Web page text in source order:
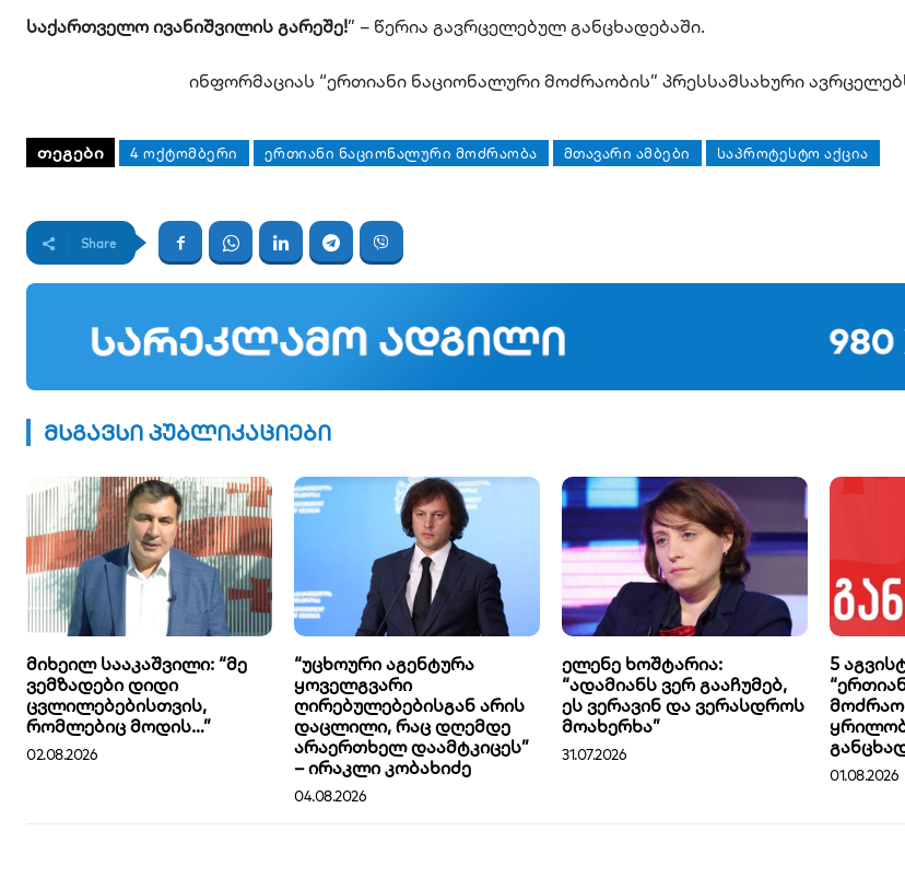
საქართველო ივანიშვილის გარეშე!” – წერია გავრცელებულ განცხადებაში.
ინფორმაციას “ერთიანი ნაციონალური მოძრაობის” პრესსამსახური
ᲗᲔᲒᲔᲑᲘ 4 ᲝᲥᲢᲝᲛᲑᲔᲠᲘ ᲔᲠᲗᲘᲐᲜᲘ ᲜᲐᲪᲘᲝᲜᲐᲚᲣᲠᲘ ᲛᲝᲫᲠᲐᲝᲑᲐ ᲛᲗᲐᲕᲐᲠᲘ ᲐᲛᲑᲔᲑᲘ ᲡᲐᲞᲠᲝᲢᲔᲡᲢᲝ ᲐᲥᲪᲘᲐ
Share
მსგავსი პუბლიკაციები
მიხეილ სააკაშვილი: “მე
ვემზადები დიდი
ცვლილებებისთვის,
რომლებიც მოდის…”
02.08.2026
“უცხოური აგენტურა
ყოველგვარი
ღირებულებებისგან არის
დაცლილი, რაც დღემდე
არაერთხელ დაამტკიცეს”
– ირაკლი კობახიძე
04.08.2026
ელენე ხოშტარია:
“ადამიანს ვერ გააჩუმებ,
ეს ვერავინ და ვერასდროს
მოახერხა”
31.07.2026
5
01.08.2026